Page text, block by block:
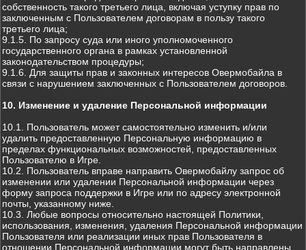
собственность такого третьего лица, включая уступку прав по
заключенным с Пользователем договорам в пользу такого
третьего лица;
9.1.5. По запросу суда или иного уполномоченного
государственного органа в рамках установленной
законодательством процедуры;
9.1.6. Для защиты прав и законных интересов Овермобайла в
связи с нарушением заключенных с Пользователем договоров.
10. Изменение и удаление Персональной информации
10.1. Пользователь может самостоятельно изменить и/или
удалить предоставленную Персональную информацию в
пределах функциональных возможностей, предоставленных
Пользователю в Игре.
10.2. Пользователь вправе направить Овермобайлу запрос об
изменении или удалении Персональной информации через
форму запроса поддержки в Игре или по адресу электронной
почты, указанному ниже.
10.3. Любые вопросы относительно настоящей Политики,
использования, изменения, удаления Персональной информации
Пользователя или реализации иных прав Пользователя в
отношении Персональной информации могут быть направлены